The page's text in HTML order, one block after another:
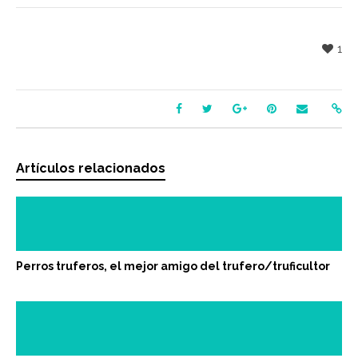
1
Artículos relacionados
Perros truferos, el mejor amigo del trufero/truficultor